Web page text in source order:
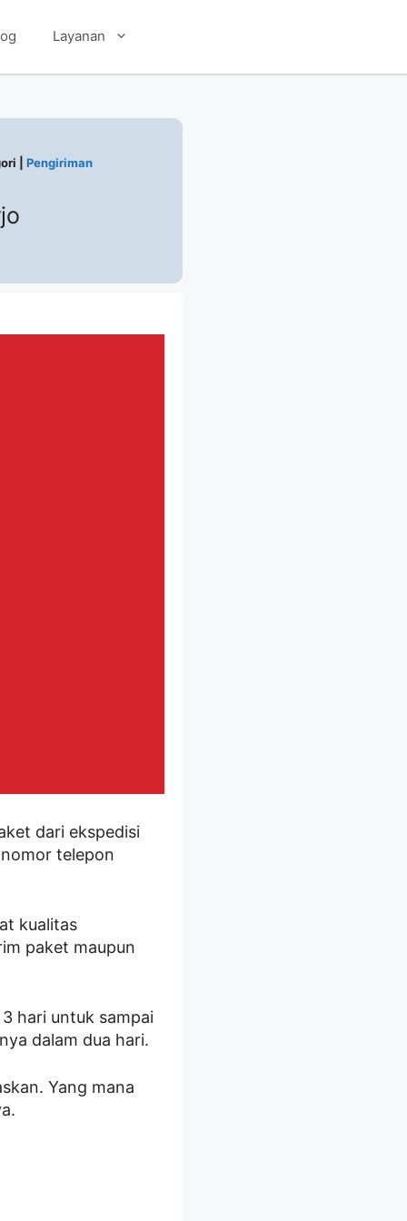
Layanan
|Pengiriman
dari ekspedisi
telepon
kualitas
paket maupun
hari untuk sampai
dalam dua hari.
Yang mana